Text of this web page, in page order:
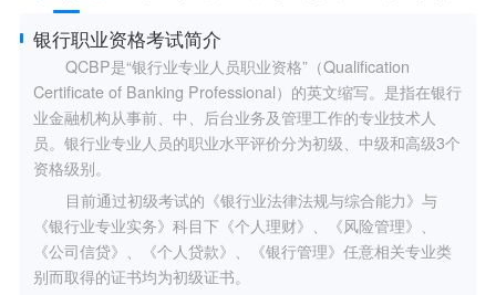
银行职业资格考试简介
QCBP是“银行业专业人员职业资格”（Qualification
Certificate of Banking Professional）的英文缩写。是指在银行
业金融机构从事前、中、后台业务及管理工作的专业技术人
员。银行业专业人员的职业水平评价分为初级、中级和高级3个
资格级别。
目前通过初级考试的《银行业法律法规与综合能力》与
《银行业专业实务》科目下《个人理财》、《风险管理》、
《公司信贷》、《个人贷款》、《银行管理》任意相关专业类
别而取得的证书均为初级证书。